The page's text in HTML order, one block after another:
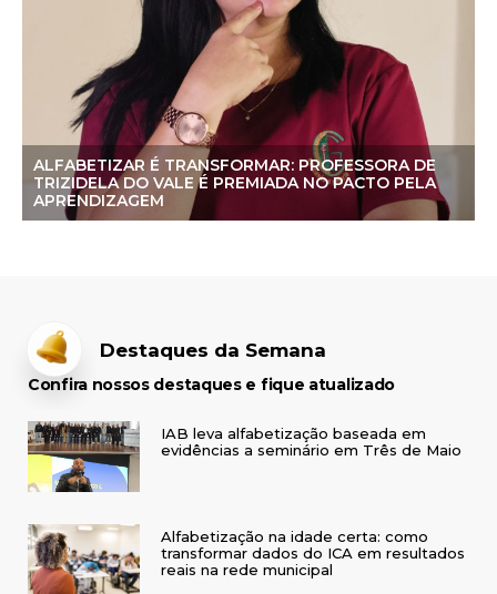
ALFABETIZAR É TRANSFORMAR: PROFESSORA DE
TRIZIDELA DO VALE É PREMIADA NO PACTO PELA
APRENDIZAGEM
Destaques da Semana
Confira nossos destaques e fique atualizado
IAB leva alfabetização baseada em
evidências a seminário em Três de Maio
Alfabetização na idade certa: como
transformar dados do ICA em resultados
reais na rede municipal